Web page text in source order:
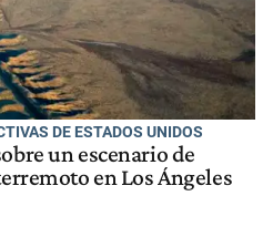
DE ESTADOS UNIDOS
un escenario de
en Los Ángeles